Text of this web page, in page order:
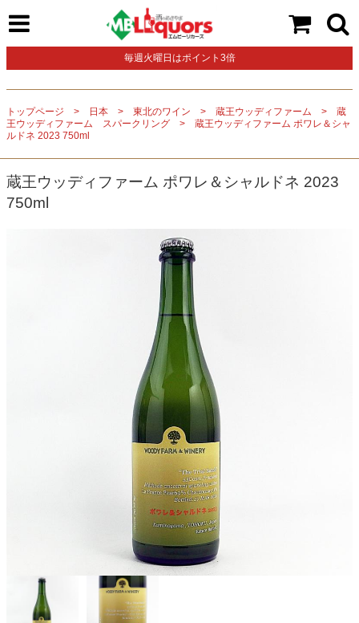
毎週火曜日はポイント3倍
トップページ 日本 東北のワイン 蔵王ウッディファーム
蔵
王ウッディファーム スパークリング
蔵王ウッディファーム ポワレ＆シャ
ルドネ 2023 750ml
蔵王ウッディファーム ポワレ＆シャルドネ 2023
750ml